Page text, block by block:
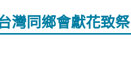
灣同鄉會獻花致祭